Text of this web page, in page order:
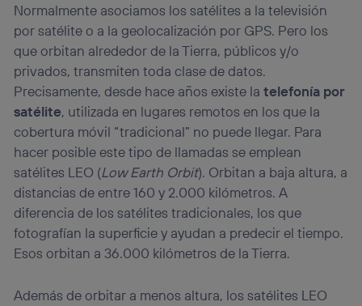
Normalmente asociamos los satélites a la televisión
por satélite o a la geolocalización por GPS. Pero los
que orbitan alrededor de la Tierra, públicos y/o
privados, transmiten toda clase de datos.
Precisamente, desde hace años existe latelefonía por
satélite, utilizada en lugares remotos en los que la
cobertura móvil “tradicional” no puede llegar. Para
hacer posible este tipo de llamadas se emplean
satélites LEO (Low Earth Orbit). Orbitan a baja altura, a
distancias de entre 160 y 2.000 kilómetros. A
diferencia de los satélites tradicionales, los que
fotografían la superficie y ayudan a predecir el tiempo.
Esos orbitan a 36.000 kilómetros de la Tierra.
Además de orbitar a menos altura, los satélites LEO